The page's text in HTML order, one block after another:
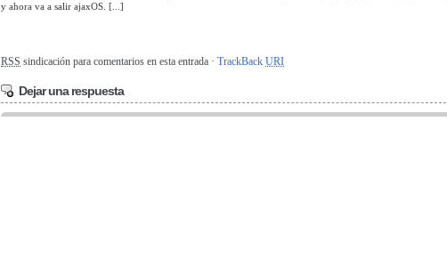
y ahora va a salir ajaxOS. [...]
RSS sindicación para comentarios en esta entrada · TrackBack URI
Dejar una respuesta